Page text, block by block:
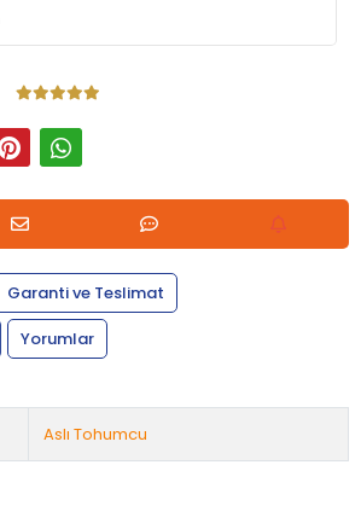
Garanti ve Teslimat
Yorumlar
Aslı Tohumcu